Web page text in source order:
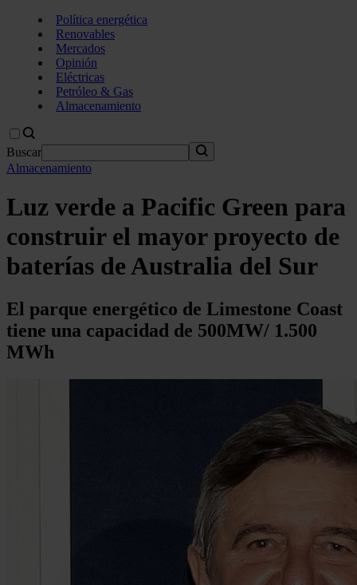
Política energética
Renovables
Mercados
Opinión
Eléctricas
Petróleo & Gas
Almacenamiento
Buscar
Almacenamiento
Luz verde a Pacific Green para
construir el mayor proyecto de
baterías de Australia del Sur
El parque energético de Limestone Coast
tiene una capacidad de 500MW/ 1.500
MWh